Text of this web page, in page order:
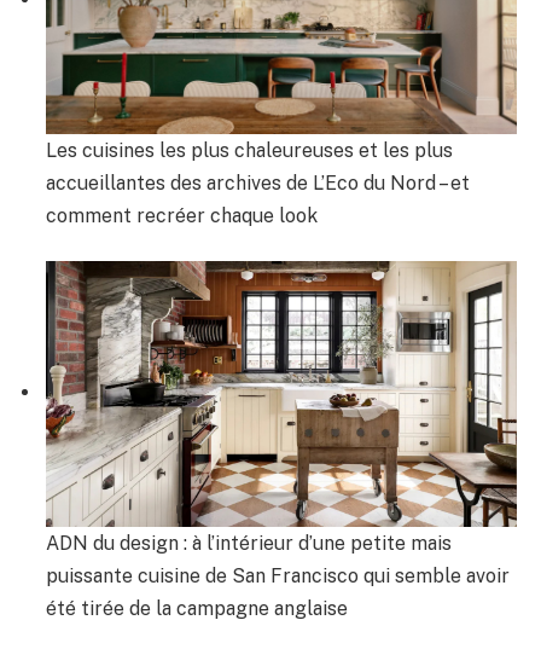
Les cuisines les plus chaleureuses et les plus
accueillantes des archives de L’Eco du Nord – et
comment recréer chaque look
ADN du design : à l’intérieur d’une petite mais
puissante cuisine de San Francisco qui semble avoir
été tirée de la campagne anglaise